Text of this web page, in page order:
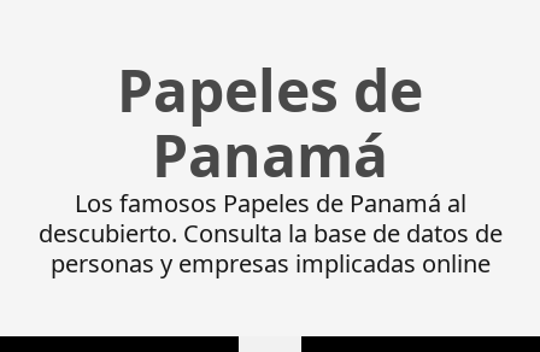
Papeles de
Panamá
Los famosos Papeles de Panamá al
descubierto. Consulta la base de datos de
personas y empresas implicadas online